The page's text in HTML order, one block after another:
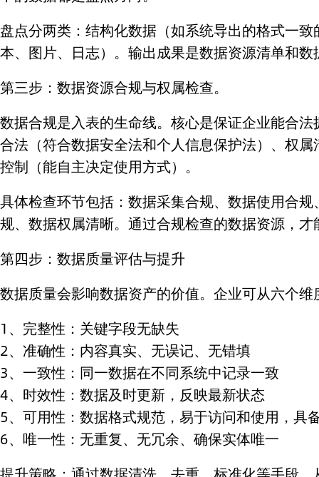
盘点分两类：结构化数据（如系统导出的格式一
本、图片、日志）。输出成果是数据资源清单和数
第三步：数据资源合规与权属检查。
数据合规是入表的生命线。核心是保证企业能合
合法（符合数据安全法和个人信息保护法）、权
控制（能自主决定使用方式）。
具体检查环节包括：数据采集合规、数据使用合
规、数据权属清晰。通过合规检查的数据资源，
第四步：数据质量评估与提升
数据质量会影响数据资产的价值。企业可从六个
1、完整性：关键字段无缺失
2、准确性：内容真实、无误记、无错填
3、一致性：同一数据在不同系统中记录一致
4、时效性：数据及时更新，反映最新状态
5、可用性：数据格式规范，易于访问和使用，具
6、唯一性：无重复、无冗余、确保实体唯一